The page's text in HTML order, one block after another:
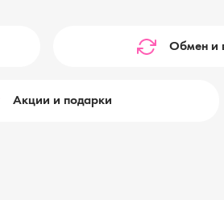
Обмен и
Акции и подарки